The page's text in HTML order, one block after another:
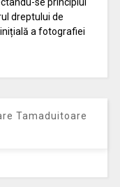
dreptului de
a fotografiei
Tamaduitoare